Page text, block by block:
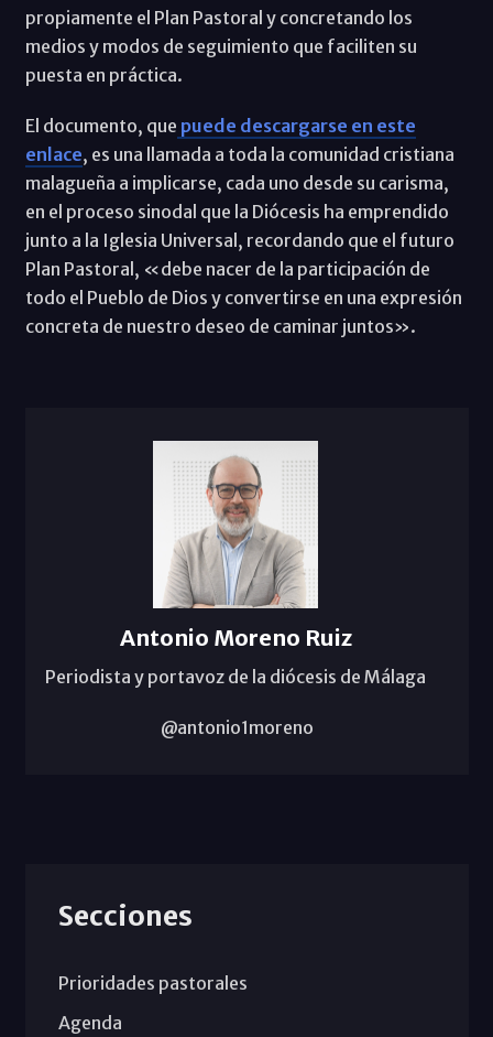
propiamente el Plan Pastoral y concretando los
medios y modos de seguimiento que faciliten su
puesta en práctica.
El documento, que puede descargarse en este
enlace, es una llamada a toda la comunidad cristiana
malagueña a implicarse, cada uno desde su carisma,
en el proceso sinodal que la Diócesis ha emprendido
junto a la Iglesia Universal, recordando que el futuro
Plan Pastoral, «debe nacer de la participación de
todo el Pueblo de Dios y convertirse en una expresión
concreta de nuestro deseo de caminar juntos».
Antonio Moreno Ruiz
Periodista y portavoz de la diócesis de Málaga
@antonio1moreno
Secciones
Prioridades pastorales
Agenda